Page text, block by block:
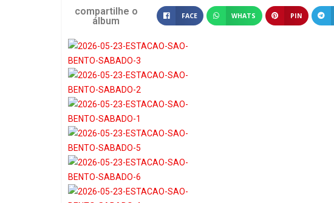
compartilhe o
álbum
FACE WHATS PIN